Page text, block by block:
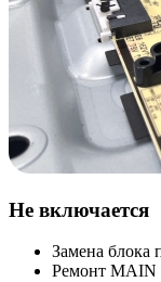
Не включается
Замена блока
Ремонт MAIN